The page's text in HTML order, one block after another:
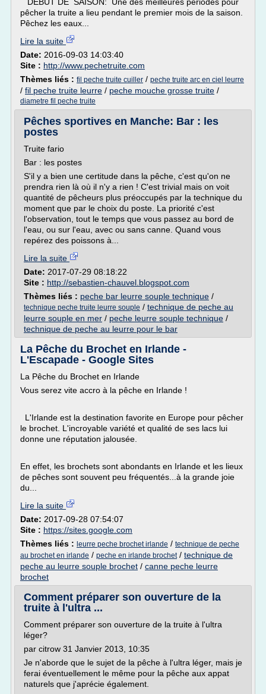
pêcher la truite a lieu pendant le premier mois de la saison.
Pêchez les eaux...
Lire la suite
Date: 2016-09-03 14:03:40
Site : http://www.pechetruite.com
Thèmes liés : fil peche truite cuiller / peche truite arc en ciel leurre
/ fil peche truite leurre / peche mouche grosse truite /
diametre fil peche truite
Pêches sportives en Manche: Bar : les
postes
Truite fario
Bar : les postes
S'il y a bien une certitude dans la pêche, c'est qu'on ne
prendra rien là où il n'y a rien ! C'est trivial mais on voit
quantité de pêcheurs plus préoccupés par la technique du
moment que par le choix du poste. La priorité c'est
l'observation, tout le temps que vous passez au bord de
l'eau, ou sur l'eau, avec ou sans canne. Quand vous
repérez des poissons à...
Lire la suite
Date: 2017-07-29 08:18:22
Site : http://sebastien-chauvel.blogspot.com
Thèmes liés : peche bar leurre souple technique /
technique peche truite leurre souple / technique de peche au
leurre souple en mer / peche leurre souple technique /
technique de peche au leurre pour le bar
La Pêche du Brochet en Irlande -
L'Escapade - Google Sites
La Pêche du Brochet en Irlande
Vous serez vite accro à la pêche en Irlande !
L'Irlande est la destination favorite en Europe pour pêcher
le brochet. L'incroyable variété et qualité de ses lacs lui
donne une réputation jalousée.
En effet, les brochets sont abondants en Irlande et les lieux
de pêches sont souvent peu fréquentés...à la grande joie
du...
Lire la suite
Date: 2017-09-28 07:54:07
Site : https://sites.google.com
Thèmes liés : leurre peche brochet irlande / technique de peche
au brochet en irlande / peche en irlande brochet/ technique de
peche au leurre souple brochet / canne peche leurre
brochet
Comment préparer son ouverture de la
truite à l'ultra ...
Comment préparer son ouverture de la truite à l'ultra
léger?
par citrow 31 Janvier 2013, 10:35
Je n'aborde que le sujet de la pêche à l'ultra léger, mais je
ferai éventuellement le même pour la pêche aux appat
naturels que j'aprécie également.